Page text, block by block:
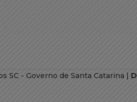
SC - Governo de Santa Catarina |